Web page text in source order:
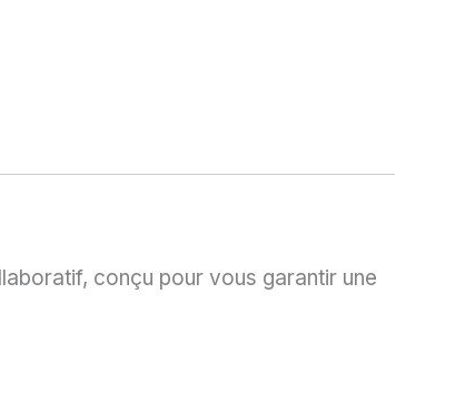
conçu pour vous garantir une